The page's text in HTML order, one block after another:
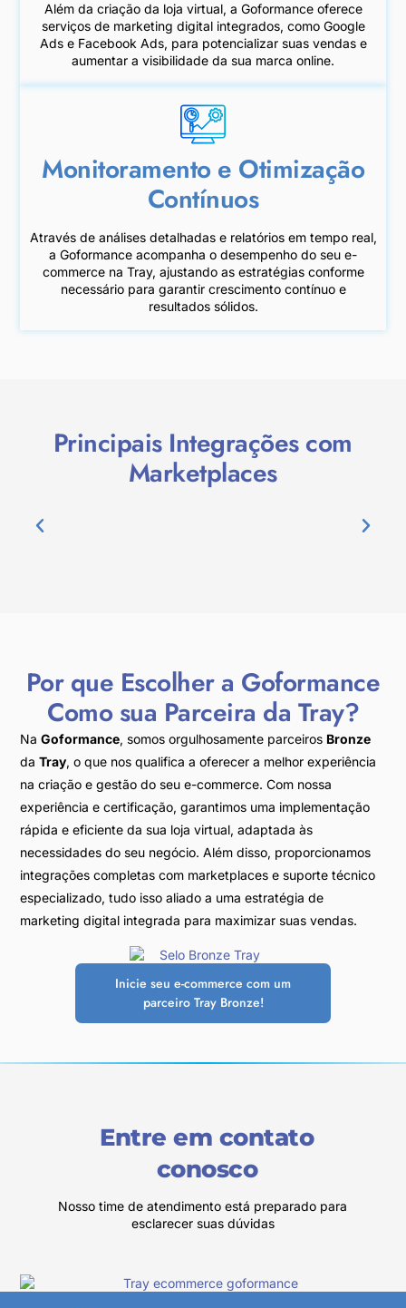
Além da criação da loja virtual, a Goformance oferece
serviços de marketing digital integrados, como Google
Ads e Facebook Ads, para potencializar suas vendas e
aumentar a visibilidade da sua marca online.
Monitoramento e Otimização
Contínuos
Através de análises detalhadas e relatórios em tempo real,
a Goformance acompanha o desempenho do seu e-
commerce na Tray, ajustando as estratégias conforme
necessário para garantir crescimento contínuo e
resultados sólidos.
Principais Integrações com
Marketplaces
Por que Escolher a Goformance
Como sua Parceira da Tray?
NaGoformance, somos orgulhosamente parceiros Bronze
daTray, o que nos qualifica a oferecer a melhor experiência
na criação e gestão do seu e-commerce. Com nossa
experiência e certificação, garantimos uma implementação
rápida e eficiente da sua loja virtual, adaptada às
necessidades do seu negócio. Além disso, proporcionamos
integrações completas com marketplaces e suporte técnico
especializado, tudo isso aliado a uma estratégia de
marketing digital integrada para maximizar suas vendas.
Inicie seu e-commerce com um
parceiro Tray Bronze!
Entre em contato
conosco
Nosso time de atendimento está preparado para
esclarecer suas dúvidas